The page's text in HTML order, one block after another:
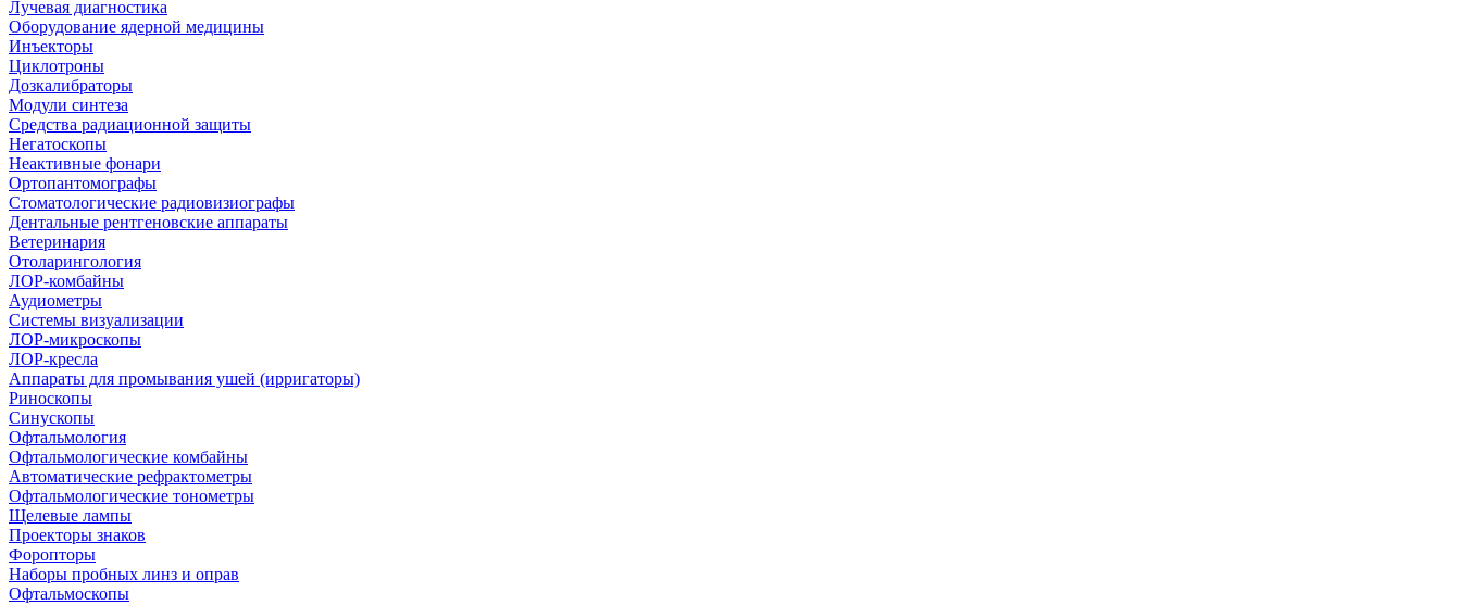
Лучевая диагностика
Оборудование ядерной медицины
Инъекторы
Циклотроны
Дозкалибраторы
Модули синтеза
Средства радиационной защиты
Негатоскопы
Неактивные фонари
Ортопантомографы
Стоматологические радиовизиографы
Дентальные рентгеновские аппараты
Ветеринария
Отоларингология
ЛОР-комбайны
Аудиометры
Системы визуализации
ЛОР-микроскопы
ЛОР-кресла
Аппараты для промывания ушей (ирригаторы)
Риноскопы
Синускопы
Офтальмология
Офтальмологические комбайны
Автоматические рефрактометры
Офтальмологические тонометры
Щелевые лампы
Проекторы знаков
Форопторы
Наборы пробных линз и оправ
Офтальмоскопы